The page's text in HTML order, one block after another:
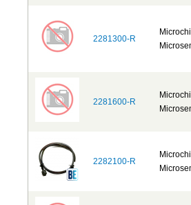
2281300-R
2281600-R
2282100-R